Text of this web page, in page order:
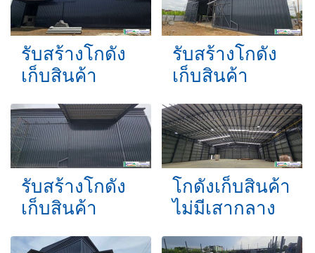
รับสร้างโกดัง
เก็บสินค้า
รับสร้างโกดัง
เก็บสินค้า
รับสร้างโกดัง
เก็บสินค้า
โกดังเก็บสินค้า
ไม่มีเสากลาง